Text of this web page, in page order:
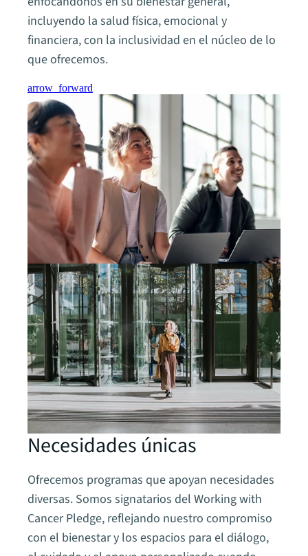
incluyendo la salud física, emocional y
financiera, con la inclusividad en el núcleo de lo
que ofrecemos.
arrow_forward
Necesidades únicas
Ofrecemos programas que apoyan necesidades
diversas. Somos signatarios del Working with
Cancer Pledge, reflejando nuestro compromiso
con el bienestar y los espacios para el diálogo,